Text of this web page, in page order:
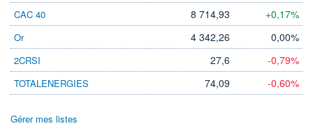
CAC 40 8 714,93 +0,17%
Or 4 342,26 0,00%
2CRSI 27,6 -0,79%
TOTALENERGIES 74,09 -0,60%
Gérer mes listes